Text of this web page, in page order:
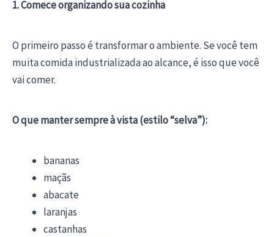
1. Comece organizando sua cozinha
O primeiro passo é transformar o ambiente. Se você tem
muita comida industrializada ao alcance, é isso que você
vai comer.
O que manter sempre à vista (estilo “selva”):
bananas
maçãs
abacate
laranjas
castanhas